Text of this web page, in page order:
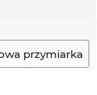
przymiarka